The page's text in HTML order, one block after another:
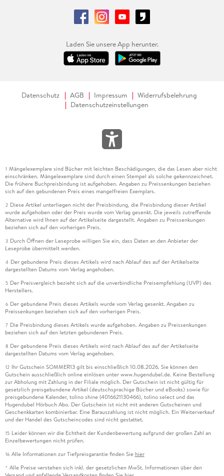
Laden Sie unsere App herunter.
Datenschutz AGB Impressum
Widerrufsbelehrung
Datenschutzeinstellungen
1 Mängelexemplare sind Bücher mit leichten Beschädigungen, die das Lesen aber nicht
einschränken. Mängelexemplare sind durch einen Stempel als solche gekennzeichnet.
Die frühere Buchpreisbindung ist aufgehoben. Angaben zu Preissenkungen beziehen
sich auf den gebundenen Preis eines mangelfreien Exemplars.
2 Diese Artikel unterliegen nicht der Preisbindung, die Preisbindung dieser Artikel
wurde aufgehoben oder der Preis wurde vom Verlag gesenkt. Die jeweils zutreffende
Alternative wird Ihnen auf der Artikelseite dargestellt. Angaben zu Preissenkungen
beziehen sich auf den vorherigen Preis.
3 Durch Öffnen der Leseprobe willigen Sie ein, dass Daten an den Anbieter der
Leseprobe übermittelt werden.
4 Der gebundene Preis dieses Artikels wird nach Ablauf des auf der Artikelseite
dargestellten Datums vom Verlag angehoben.
5 Der Preisvergleich bezieht sich auf die unverbindliche Preisempfehlung (UVP) des
Herstellers.
6 Der gebundene Preis dieses Artikels wurde vom Verlag gesenkt. Angaben zu
Preissenkungen beziehen sich auf den vorherigen Preis.
7 Die Preisbindung dieses Artikels wurde aufgehoben. Angaben zu Preissenkungen
beziehen sich auf den letzten gebundenen Preis.
8 Der gebundene Preis dieses Artikels wird nach Ablauf des auf der Artikelseite
dargestellten Datums vom Verlag angehoben.
12 Ihr Gutschein SOMMER13 gilt bis einschließlich 10.08.2026. Sie können den
Gutschein ausschließlich online einlösen unter www.hugendubel.de. Keine Bestellung
zur Abholung mit Zahlung in der Filiale möglich. Der Gutschein ist nicht gültig für
gesetzlich preisgebundene Artikel (deutschsprachige Bücher und eBooks) sowie für
preisgebundene Kalender, tolino shine (4016621130466), tolino select und das
Hugendubel Hörbuch Abo. Der Gutschein ist nicht mit anderen Gutscheinen und
Geschenkkarten kombinierbar. Eine Barauszahlung ist nicht möglich. Ein Weiterverkauf
und der Handel des Gutscheincodes sind nicht gestattet.
15 Leider können wir die Echtheit der Kundenbewertung aufgrund der großen Zahl an
Einzelbewertungen nicht prüfen.
16 Alle Informationen zur Tiefpreisgarantie finden Sie hier
* Alle Preise verstehen sich inkl. der gesetzlichen MwSt. Informationen über den